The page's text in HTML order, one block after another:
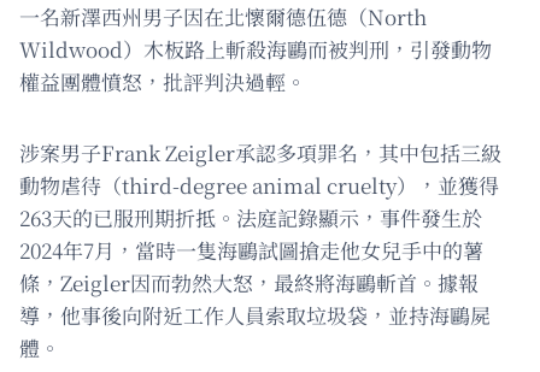
一名新澤西州男子因在北懷爾德伍德（North
Wildwood）木板路上斬殺海鷗而被判刑，引發動物
權益團體憤怒，批評判決過輕。
涉案男子Frank Zeigler承認多項罪名，其中包括三級
動物虐待（third-degree animal cruelty），並獲得
263天的已服刑期折抵。法庭記錄顯示，事件發生於
2024年7月，當時一隻海鷗試圖搶走他女兒手中的薯
條，Zeigler因而勃然大怒，最終將海鷗斬首。據報
導，他事後向附近工作人員索取垃圾袋，並持海鷗屍
體。